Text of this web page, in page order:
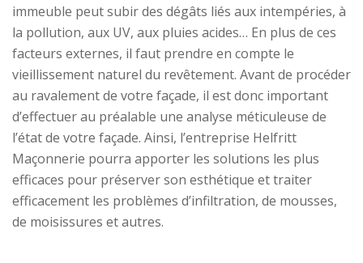
immeuble peut subir des dégâts liés aux intempéries, à
la pollution, aux UV, aux pluies acides… En plus de ces
facteurs externes, il faut prendre en compte le
vieillissement naturel du revêtement. Avant de procéder
au ravalement de votre façade, il est donc important
d’effectuer au préalable une analyse méticuleuse de
l’état de votre façade. Ainsi, l’entreprise Helfritt
Maçonnerie pourra apporter les solutions les plus
efficaces pour préserver son esthétique et traiter
efficacement les problèmes d’infiltration, de mousses,
de moisissures et autres.